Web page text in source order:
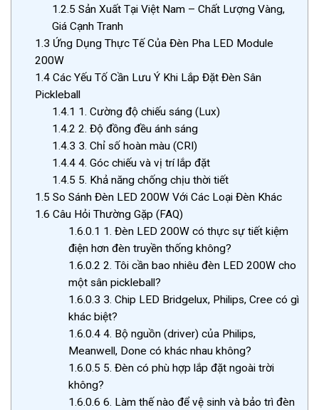
1.2.5 Sản Xuất Tại Việt Nam – Chất Lượng Vàng,
Giá Cạnh Tranh
1.3 Ứng Dụng Thực Tế Của Đèn Pha LED Module
200W
1.4 Các Yếu Tố Cần Lưu Ý Khi Lắp Đặt Đèn Sân
Pickleball
1.4.1 1. Cường độ chiếu sáng (Lux)
1.4.2 2. Độ đồng đều ánh sáng
1.4.3 3. Chỉ số hoàn màu (CRI)
1.4.44. Góc chiếu và vị trí lắp đặt
1.4.5 5. Khả năng chống chịu thời tiết
1.5 So Sánh Đèn LED 200W Với Các Loại Đèn Khác
1.6 Câu Hỏi Thường Gặp (FAQ)
1.6.0.1 1. Đèn LED 200W có thực sự tiết kiệm
điện hơn đèn truyền thống không?
1.6.0.2 2. Tôi cần bao nhiêu đèn LED 200W cho
một sân pickleball?
1.6.0.3 3. Chip LED Bridgelux, Philips, Cree có gì
khác biệt?
1.6.0.44. Bộ nguồn (driver) của Philips,
Meanwell, Done có khác nhau không?
1.6.0.5 5. Đèn có phù hợp lắp đặt ngoài trời
không?
1.6.0.6 6. Làm thế nào để vệ sinh và bảo trì đèn